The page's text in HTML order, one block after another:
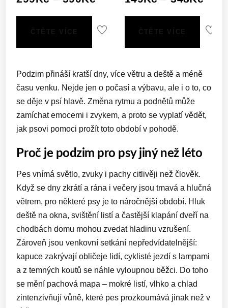
299Kč
Podzim přináší kratší dny, více větru a deště a méně
času venku. Nejde jen o počasí a výbavu, ale i o to, co
se děje v psí hlavě. Změna rytmu a podnětů může
zamíchat emocemi i zvykem, a proto se vyplatí vědět,
jak psovi pomoci prožít toto období v pohodě.
Proč je podzim pro psy jiný než léto
Pes vnímá světlo, zvuky i pachy citlivěji než člověk.
Když se dny zkrátí a rána i večery jsou tmavá a hlučná
větrem, pro některé psy je to náročnější období. Hluk
deště na okna, svištění listí a častější klapání dveří na
chodbách domu mohou zvedat hladinu vzrušení.
Zároveň jsou venkovní setkání nepředvídatelnější:
kapuce zakrývají obličeje lidí, cyklisté jezdí s lampami
a z temných koutů se náhle vyloupnou běžci. Do toho
se mění pachová mapa – mokré listí, vlhko a chlad
zintenzivňují vůně, které pes prozkoumává jinak než v